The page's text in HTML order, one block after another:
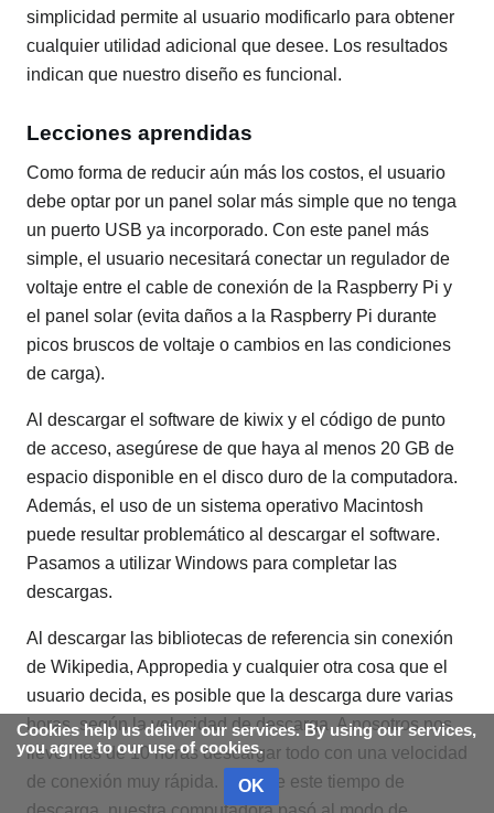
simplicidad permite al usuario modificarlo para obtener
cualquier utilidad adicional que desee. Los resultados
indican que nuestro diseño es funcional.
Lecciones aprendidas
Como forma de reducir aún más los costos, el usuario
debe optar por un panel solar más simple que no tenga
un puerto USB ya incorporado. Con este panel más
simple, el usuario necesitará conectar un regulador de
voltaje entre el cable de conexión de la Raspberry Pi y
el panel solar (evita daños a la Raspberry Pi durante
picos bruscos de voltaje o cambios en las condiciones
de carga).
Al descargar el software de kiwix y el código de punto
de acceso, asegúrese de que haya al menos 20 GB de
espacio disponible en el disco duro de la computadora.
Además, el uso de un sistema operativo Macintosh
puede resultar problemático al descargar el software.
Pasamos a utilizar Windows para completar las
descargas.
Al descargar las bibliotecas de referencia sin conexión
de Wikipedia, Appropedia y cualquier otra cosa que el
usuario decida, es posible que la descarga dure varias
horas, según la velocidad de descarga. A nosotros nos
llevó más de 10 horas descargar todo con una velocidad
de conexión muy rápida. Durante este tiempo de
Cookies help us deliver our services. By using our services,
you agree to our use of cookies.
OK